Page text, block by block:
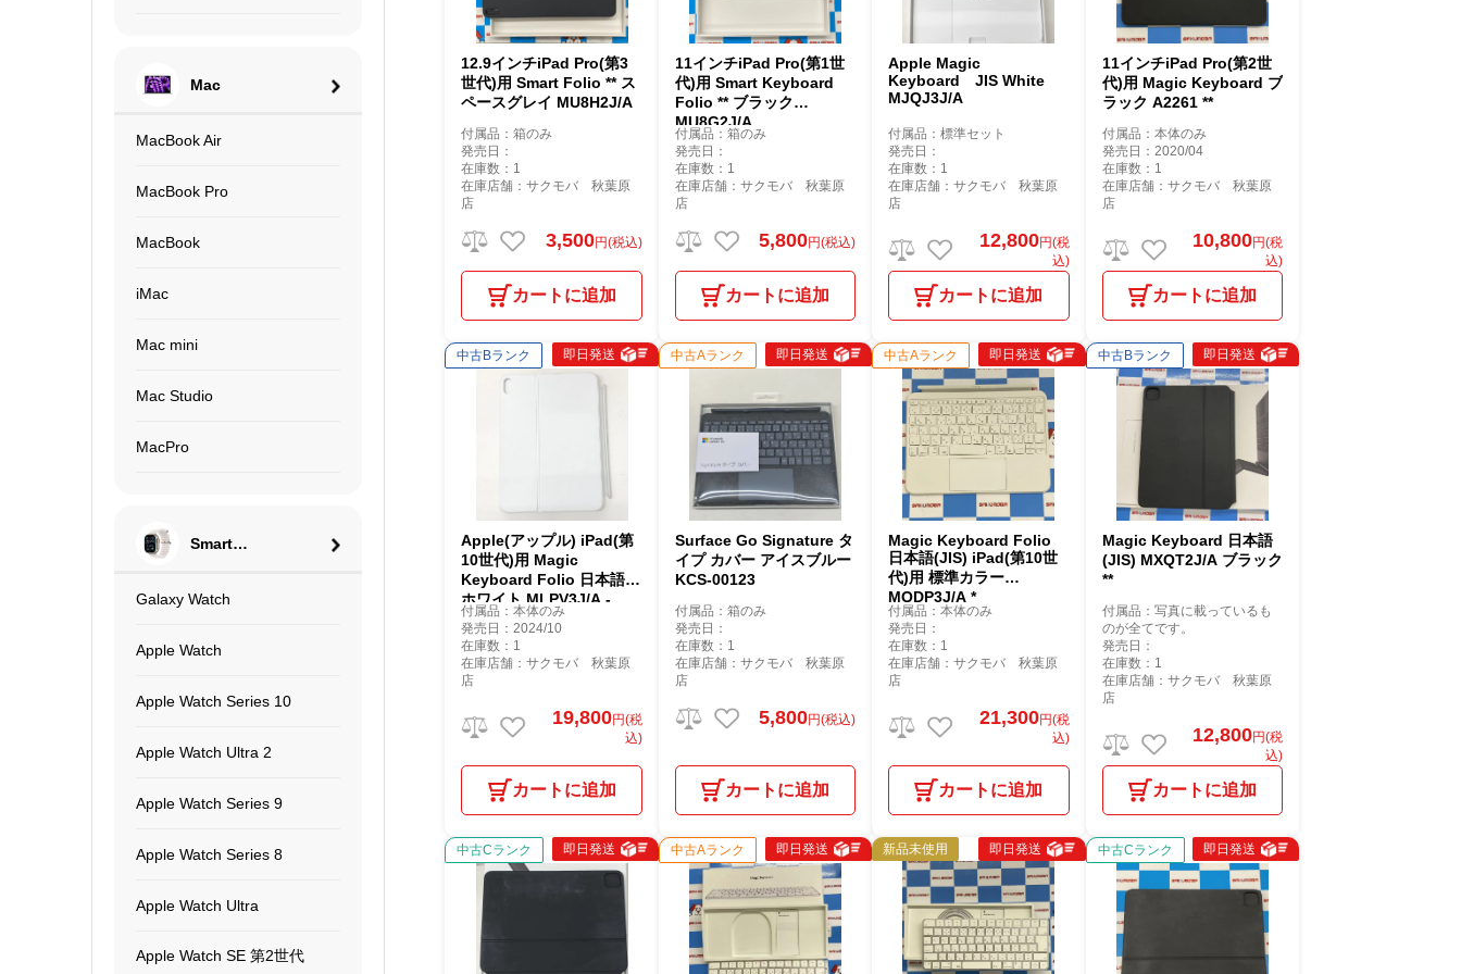
Mac
MacBook Air
MacBook Pro
MacBook
iMac
Mac mini
Mac Studio
MacPro
Smart
Galaxy Watch
Apple Watch
Apple Watch Series 10
Apple Watch Ultra 2
Apple Watch Series 9
Apple Watch Series 8
Apple Watch Ultra
Apple Watch SE 第2世代
12.9インチiPad Pro(第3
世代)用 Smart Folio ** ス
ペースグレイ MU8H2J/A
付属品：箱のみ
発売日：
在庫数：1
在庫店舗：サクモバ 秋葉原
店
3,500円(税込)
カートに追加
11インチiPad Pro(第1世
代)用 Smart Keyboard
Folio ** ブラック
MU8G2J/A
付属品：箱のみ
発売日：
在庫数：1
在庫店舗：サクモバ 秋葉原
店
5,800円(税込)
カートに追加
Apple Magic
Keyboard JIS White
MJQJ3J/A
付属品：標準セット
発売日：
在庫数：1
在庫店舗：サクモバ 秋葉原
店
12,800円(税
込)
カートに追加
11インチiPad Pro(第2世
代)用 Magic Keyboard ブ
ラック A2261 **
付属品：本体のみ
発売日：2020/04
在庫数：1
在庫店舗：サクモバ 秋葉原
店
10,800円(税
込)
カートに追加
中古Bランク 即日発送
Apple(アップル) iPad(第
10世代)用 Magic
Keyboard Folio 日本語
ホワイト MLPV3J/A -
付属品：本体のみ
発売日：2024/10
在庫数：1
在庫店舗：サクモバ 秋葉原
店
19,800円(税
込)
カートに追加
中古Aランク 即日発送
Surface Go Signature タ
イプ カバー アイスブルー
KCS-00123
付属品：箱のみ
発売日：
在庫数：1
在庫店舗：サクモバ 秋葉原
店
5,800円(税込)
カートに追加
中古Aランク 即日発送
Magic Keyboard Folio
日本語(JIS) iPad(第10世
代)用 標準カラー
MQDP3J/A *
付属品：本体のみ
発売日：
在庫数：1
在庫店舗：サクモバ 秋葉原
店
21,300円(税
込)
カートに追加
中古Bランク 即日発送
Magic Keyboard 日本語
(JIS) MXQT2J/A ブラック
**
付属品：写真に載っているも
のが全てです。
発売日：
在庫数：1
在庫店舗：サクモバ 秋葉原
店
12,800円(税
込)
カートに追加
中古Cランク 即日発送 中古Aランク 即日発送 新品未使用 即日発送 中古Cランク 即日発送